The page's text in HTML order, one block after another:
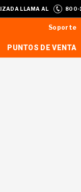
LLAMA AL 800-
Soporte
PUNTOS DE VENTA